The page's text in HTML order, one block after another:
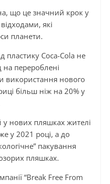
що це значний крок у
які
планети.
пластику Coca-Cola не
на перероблені
використання нового
більш ніж на 20% у
у нових пляшках жителі
у 2021 році, а до
пакування
пляшках.
“Break Free From